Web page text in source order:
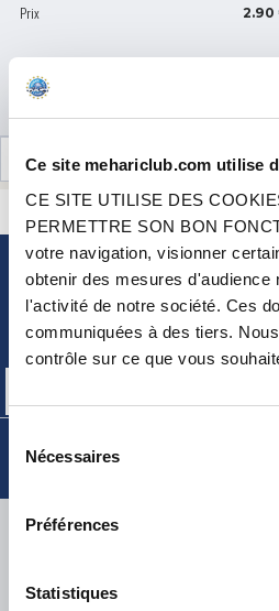
Ce site mehariclub.com utilise
CE SITE UTILISE DES
PERMETTRE SON BON
votre navigation, visionner
obtenir des mesures d'audience
l'activité de notre société. Ces
communiquées à des tiers.
contrôle sur ce que vous
Nécessaires
Préférences
Statistiques
Prix 2.90
AVIS CLIENTS (5)
nos offres promos et